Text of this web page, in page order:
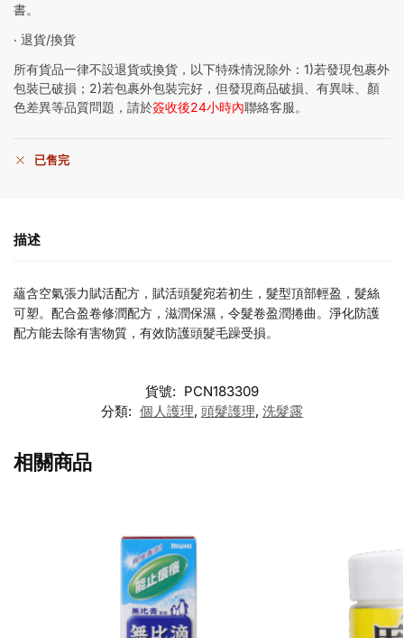
書。
‧ 退貨/換貨
所有貨品一律不設退貨或換貨，以下特殊情況除外：1)若發現包裹外
包裝已破損；2)若包裹外包裝完好，但發現商品破損、有異味、顏
色差異等品質問題，請於簽收後24小時內聯絡客服。
已售完
描述
蘊含空氣張力賦活配方，賦活頭髮宛若初生，髮型頂部輕盈，髮絲
可塑。配合盈卷修潤配方，滋潤保濕，令髮卷盈潤捲曲。淨化防護
配方能去除有害物質，有效防護頭髮毛躁受損。
貨號: PCN183309
分類: 個人護理, 頭髮護理, 洗髮露
相關商品